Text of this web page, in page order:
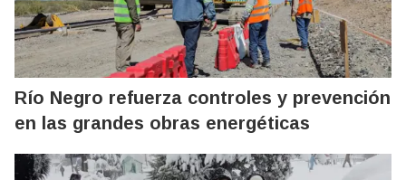
Río Negro refuerza controles y prevención
en las grandes obras energéticas